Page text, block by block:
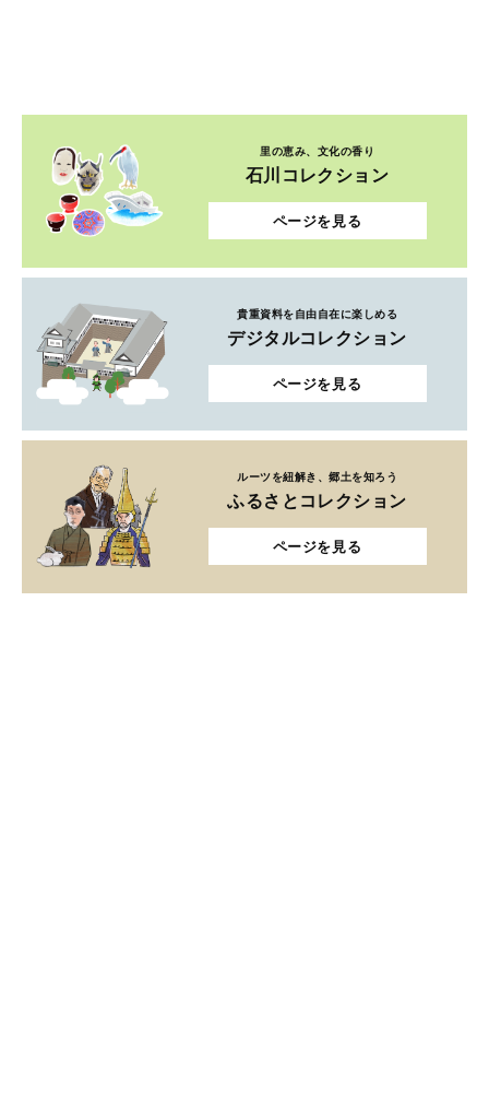
貴重資料を自由自在に楽しめる
デジタルコレクション
ページを見る
ルーツを紐解き、郷土を知ろう
ふるさとコレクション
ページを見る